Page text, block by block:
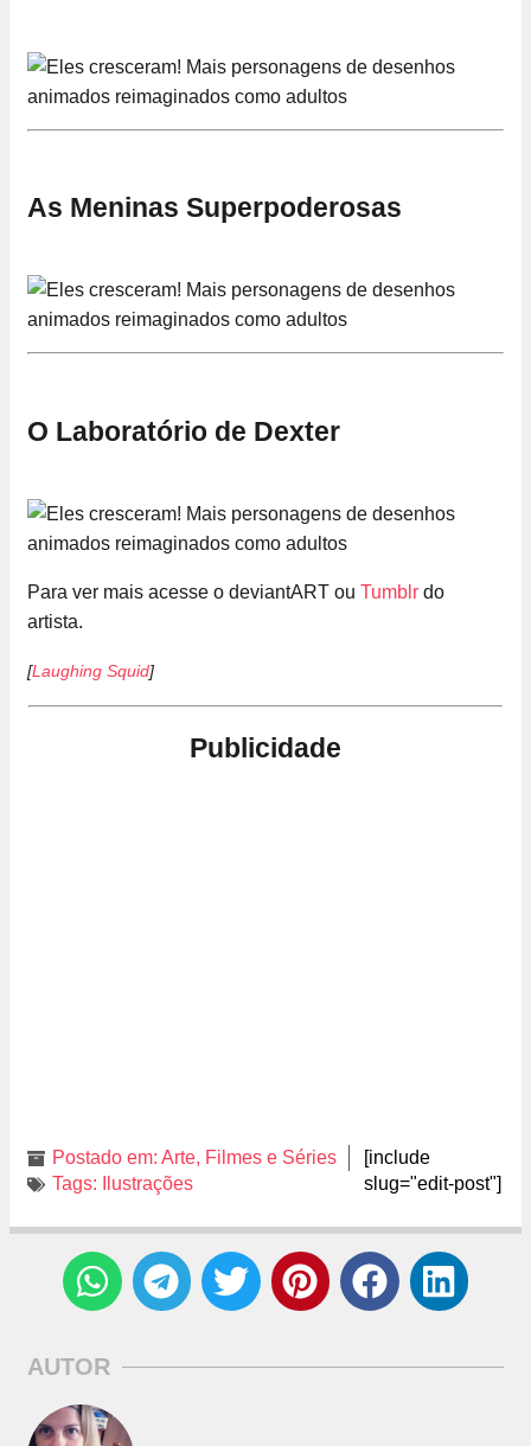
As Meninas Superpoderosas
O Laboratório de Dexter
Para ver mais acesse o deviantART ou Tumblr do
artista.
[Laughing Squid]
Publicidade
Postado em: Arte, Filmes e Séries
Tags:
Ilustrações
[include
slug="edit-post"]
AUTOR